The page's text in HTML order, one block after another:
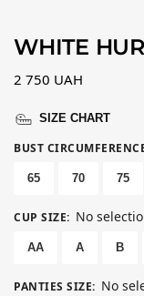
WHITE
2 750 UAH
SIZE CHART
BUST
65 70 75
CUP SIZE: No
AA A B
PANTIES SIZE: No